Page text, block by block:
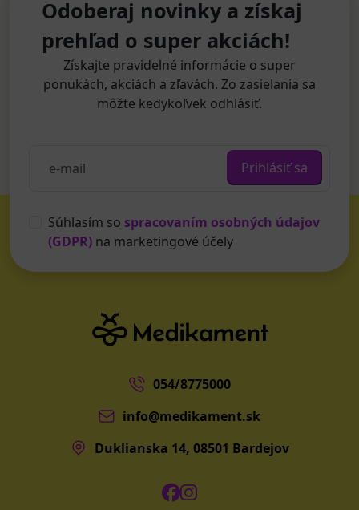
Odoberaj novinky a získaj
prehľad o super akciách!
Získajte pravidelné informácie o super
ponukách, akciách a zľavách. Zo zasielania sa
môžte kedykoľvek odhlásiť.
Prihlásiť sa
Súhlasím so spracovaním osobných údajov
(GDPR) na marketingové účely
054/8775000
info@medikament.sk
Duklianska 14, 08501 Bardejov